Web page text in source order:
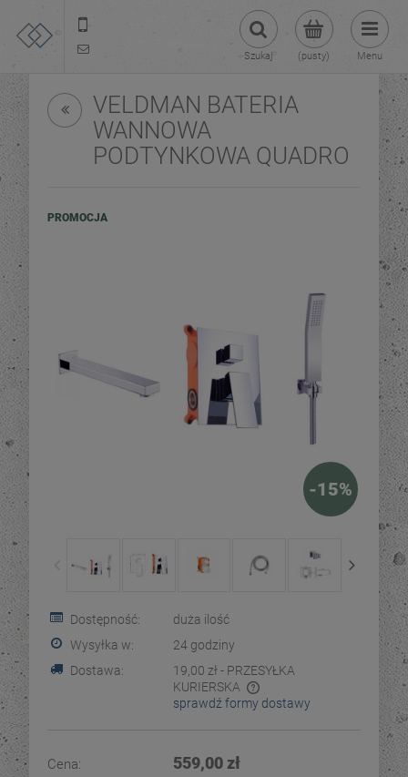
(pusty)
Szukaj Menu
VELDMAN BATERIA
WANNOWA
PODTYNKOWA QUADRO
PROMOCJA
-15%
Dostępność:
duża ilość
Wysyłka w:
24 godziny
Dostawa:
19,00 zł - PRZESYŁKA
KURIERSKA
Cena nie zawiera ewentualnych kosztów płatności
sprawdź formy dostawy
Cena: 559,00 zł